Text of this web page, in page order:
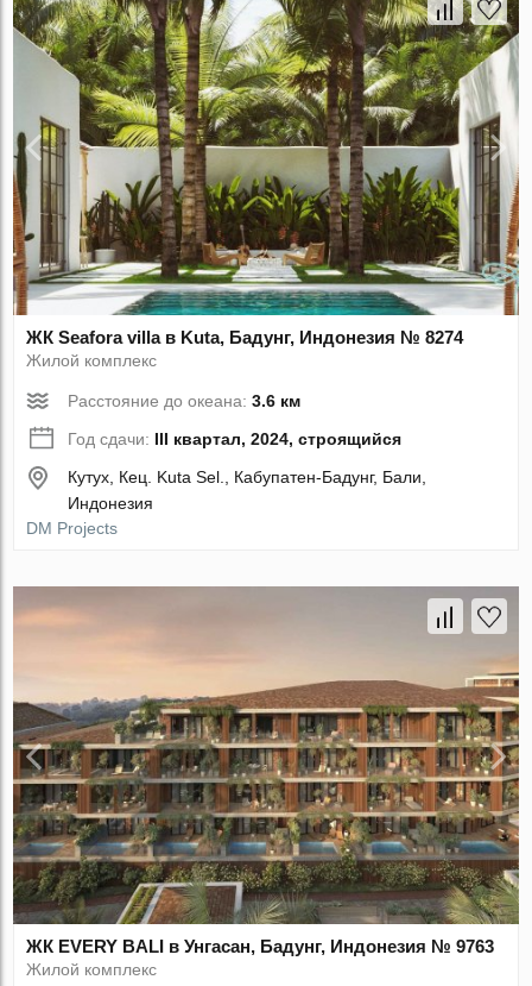
ЖК Seafora villa в Kuta, Бадунг, Индонезия № 8274
Жилой комплекс
Расстояние до океана:3.6 км
Год сдачи: III квартал, 2024, строящийся
Кутух, Кец. Kuta Sel., Кабупатен-Бадунг, Бали,
Индонезия
DM Projects
ЖК EVERY BALI в Унгасан, Бадунг, Индонезия № 9763
Жилой комплекс